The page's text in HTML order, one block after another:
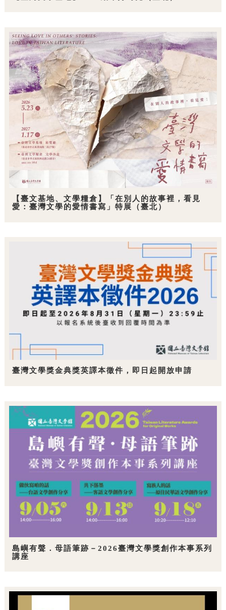
【臺文基地、文學糧倉】「在別人的故事裡，看見
愛：臺灣文學的愛情書寫」特展（臺北）
臺灣文學獎金典獎英譯本徵件，即日起開放申請
島嶼有聲．母語筆跡－2026臺灣文學獎創作本事系列
講座